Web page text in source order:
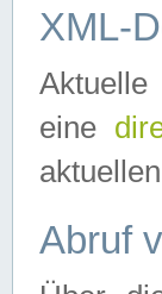
XML-
Aktuelle
eine
Abruf